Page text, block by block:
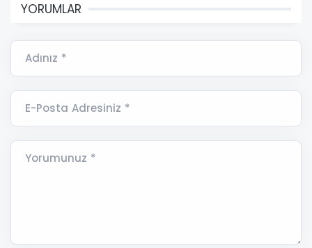
YORUMLAR
Adınız *
E-Posta Adresiniz *
Yorumunuz *